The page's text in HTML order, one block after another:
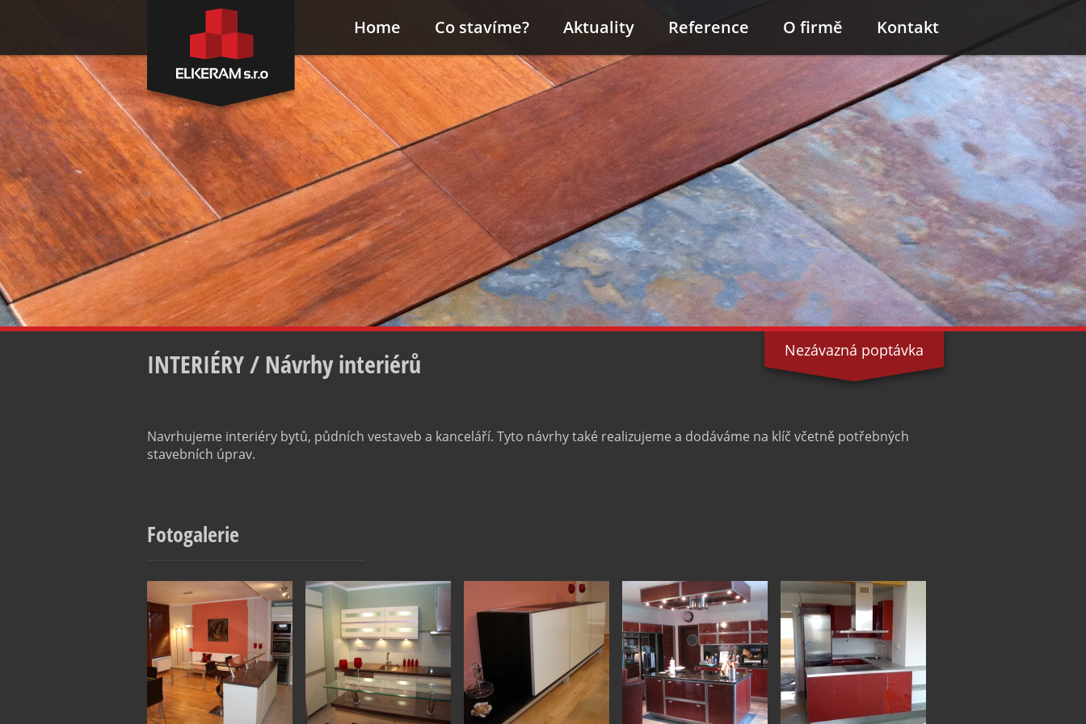
Home Co stavíme? Aktuality Reference O firmě Kontakt
Nezávazná poptávka
INTERIÉRY / Návrhy interiérů
Navrhujeme interiéry bytů, půdních vestaveb a kanceláří. Tyto návrhy také realizujeme a dodáváme na klíč včetně potřebných
stavebních úprav.
Fotogalerie